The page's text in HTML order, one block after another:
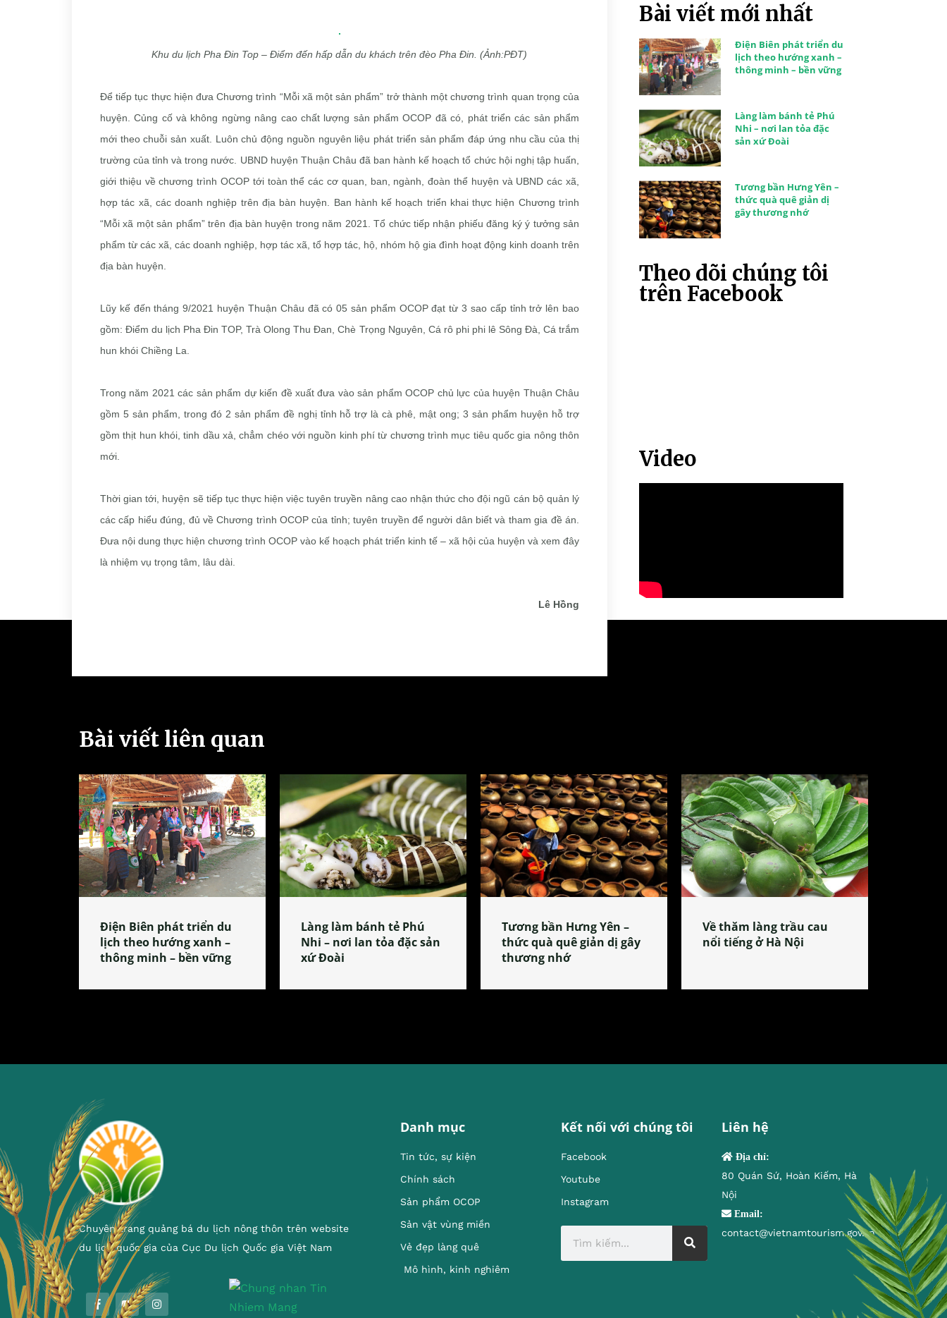
Khu du lịch Pha Đin Top – Điểm đến hấp dẫn du khách trên đèo Pha Đin. (Ảnh:PĐT)
Để tiếp tục thực hiện đưa Chương trình “Mỗi xã một sản phẩm” trở thành một chương trình quan trọng của
huyện. Củng cố và không ngừng nâng cao chất lượng sản phẩm OCOP đã có, phát triển các sản phẩm
mới theo chuỗi sản xuất. Luôn chủ động nguồn nguyên liệu phát triển sản phẩm đáp ứng nhu cầu của thị
trường của tỉnh và trong nước. UBND huyện Thuận Châu đã ban hành kế hoạch tổ chức hội nghị tập huấn,
giới thiệu về chương trình OCOP tới toàn thể các cơ quan, ban, ngành, đoàn thể huyện và UBND các xã,
hợp tác xã, các doanh nghiệp trên địa bàn huyện. Ban hành kế hoạch triển khai thực hiện Chương trình
“Mỗi xã một sản phẩm” trên địa bàn huyện trong năm 2021. Tổ chức tiếp nhận phiếu đăng ký ý tưởng sản
phẩm từ các xã, các doanh nghiệp, hợp tác xã, tổ hợp tác, hộ, nhóm hộ gia đình hoạt động kinh doanh trên
địa bàn huyện.
Lũy kế đến tháng 9/2021 huyện Thuận Châu đã có 05 sản phẩm OCOP đạt từ 3 sao cấp tỉnh trở lên bao
gồm: Điểm du lịch Pha Đin TOP, Trà Olong Thu Đan, Chè Trọng Nguyên, Cá rô phi phi lê Sông Đà, Cá trắm
hun khói Chiềng La.
Trong năm 2021 các sản phẩm dự kiến đề xuất đưa vào sản phẩm OCOP chủ lực của huyện Thuận Châu
gồm 5 sản phẩm, trong đó 2 sản phẩm đề nghị tỉnh hỗ trợ là cà phê, mật ong; 3 sản phẩm huyện hỗ trợ
gồm thịt hun khói, tinh dầu xả, chẳm chéo với nguồn kinh phí từ chương trình mục tiêu quốc gia nông thôn
mới.
Thời gian tới, huyện sẽ tiếp tục thực hiện việc tuyên truyền nâng cao nhận thức cho đội ngũ cán bộ quản lý
các cấp hiểu đúng, đủ về Chương trình OCOP của tỉnh; tuyên truyền để người dân biết và tham gia đề án.
Đưa nội dung thực hiện chương trình OCOP vào kế hoạch phát triển kinh tế – xã hội của huyện và xem đây
là nhiệm vụ trọng tâm, lâu dài.
Lê Hồng
Bài viết mới nhất
Điện Biên phát triển du
lịch theo hướng xanh –
thông minh – bền vững
Làng làm bánh tẻ Phú
Nhi – nơi lan tỏa đặc
sản xứ Đoài
Tương bần Hưng Yên –
thức quà quê giản dị
gây thương nhớ
Theo dõi chúng tôi
trên Facebook
Video
Bài viết liên quan
Điện Biên phát triển du
lịch theo hướng xanh –
thông minh – bền vững
Làng làm bánh tẻ Phú
Nhi – nơi lan tỏa đặc sản
xứ Đoài
Tương bần Hưng Yên –
thức quà quê giản dị gây
thương nhớ
Về thăm làng trầu cau
nổi tiếng ở Hà Nội
Chuyên trang quảng bá du lịch nông thôn trên website
du lịch quốc gia của Cục Du lịch Quốc gia Việt Nam
Danh mục
Tin tức, sự kiện
Chính sách
Sản phẩm OCOP
Sản vật vùng miền
Vẻ đẹp làng quê
Mô hình, kinh nghiêm
Kết nối với chúng tôi
Facebook
Youtube
Instagram
Liên hệ
Địa chỉ:
80 Quán Sứ, Hoàn Kiếm, Hà
Nội
Email:
contact@vietnamtourism.gov.vn